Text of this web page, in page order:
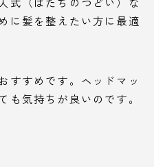
に髪を整えたい方に最適
すすめです。ヘッドマッ
も気持ちが良いのです。